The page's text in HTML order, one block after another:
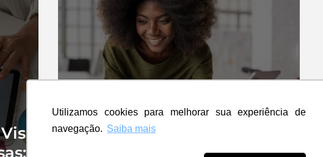
Utilizamos cookies para melhorar sua experiência de
navegação. Saiba mais
Papelaria Curiosidades Frases Logotipo
Como a Identidade Visual
Pode Transformar a
Design Gráfico